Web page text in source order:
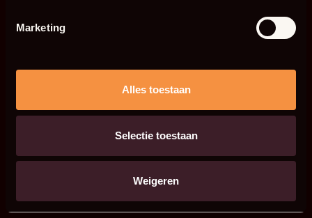
Marketing
Alles toestaan
Selectie toestaan
Weigeren